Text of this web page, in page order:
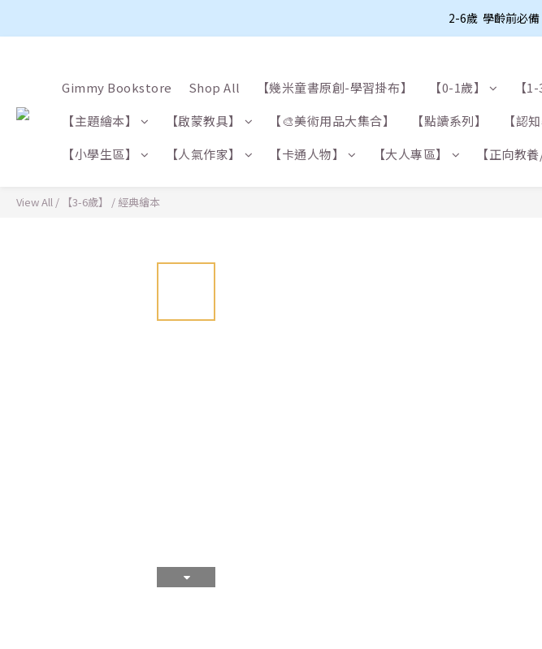
2-6歲  學齡前必備
Gimmy Bookstore Shop All 【幾米童書原創-學習掛布】 【0-1歲】 【
【主題繪本】
【啟蒙教具】 【🎨美術用品大集合】 【點讀系列】 【認
【小學生區】
【人氣作家】 【卡通人物】 【大人專區】 【正向教
View All / 【3-6歲】 / 經典繪本